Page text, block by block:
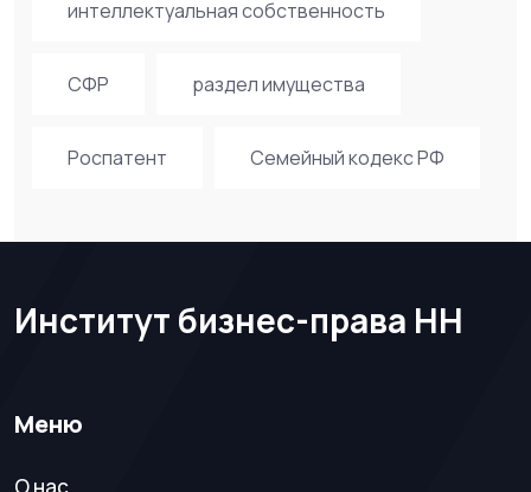
интеллектуальная собственность
СФР раздел имущества
Роспатент Семейный кодекс РФ
Институт бизнес-права НН
Меню
О нас